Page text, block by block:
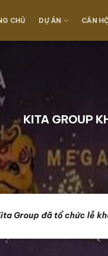
CHỦ DỰ ÁN CĂN
KITA GROUP
Group đã tổ chức lễ